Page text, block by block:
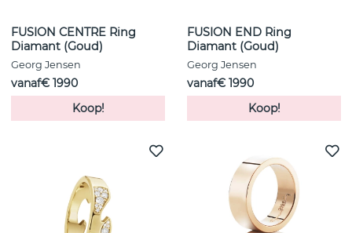
FUSION CENTRE Ring
Diamant (Goud)
Georg Jensen
vanaf€ 1990
Koop!
FUSION END Ring
Diamant (Goud)
Georg Jensen
vanaf€ 1990
Koop!